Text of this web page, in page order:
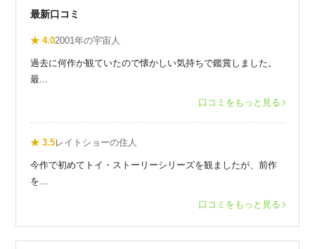
最新口コミ
★ 4.02001年の宇宙人
過去に何作か観ていたので懐かしい気持ちで鑑賞しました。
最...
口コミをもっと見る
★ 3.5レイトショーの住人
今作で初めてトイ・ストーリーシリーズを観ましたが、前作
を...
口コミをもっと見る